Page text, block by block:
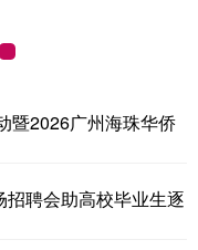
暨2026广州海珠华侨
聘会助高校毕业生逐